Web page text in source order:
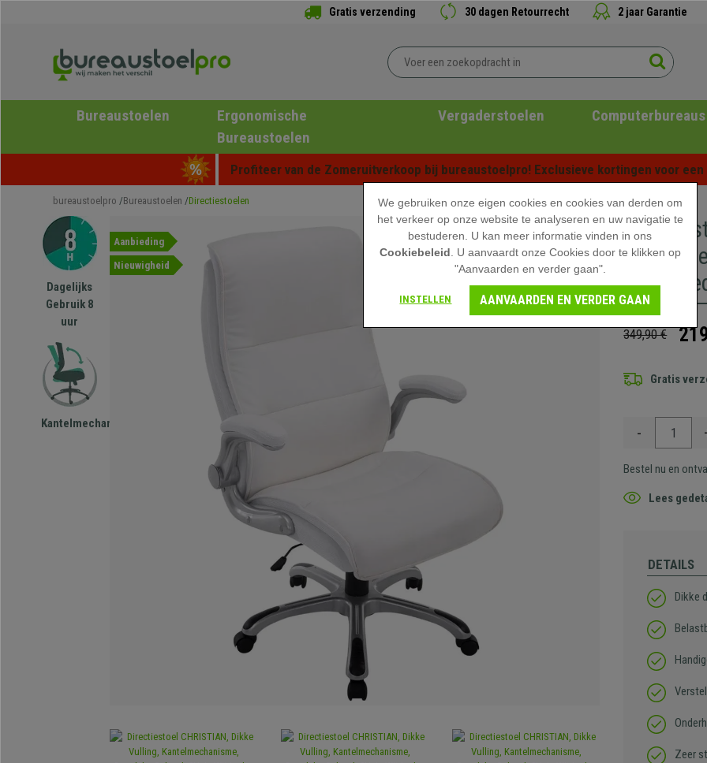
Gratis verzending 30 dagen Retourrecht 2 jaar Garantie
Bureaustoelen
Ergonomische
Bureaustoelen
Vergaderstoelen Computerbureaus
Profiteer van de Zomeruitverkoop bij bureaustoelpro! Exclusieve kortingen voor
bureaustoelpro Bureaustoelen Directiestoelen
Dagelijks
Gebruik 8
uur
Kantelmechanisme
Aanbieding
Nieuwigheid
In Wit
349,90 €
Gratis
-
Bestel nu en
Lees
DETAILS
Dikke
Zeer
We gebruiken onze eigen cookies en cookies van derden om
het verkeer op onze website te analyseren en uw navigatie te
bestuderen. U kan meer informatie vinden in ons
Cookiebeleid . U aanvaardt onze Cookies door te klikken op
"Aanvaarden en verder gaan".
INSTELLEN AANVAARDEN EN VERDER GAAN